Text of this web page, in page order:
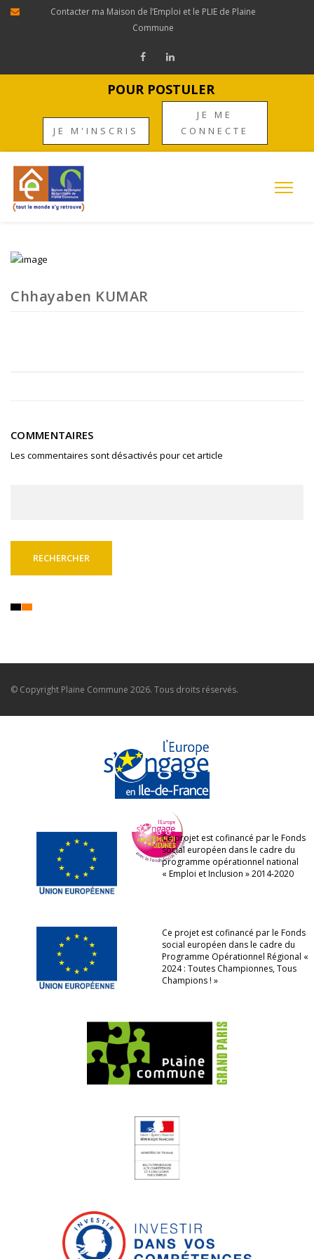
Contacter ma Maison de l’Emploi et le PLIE de Plaine
Commune
POUR POSTULER
JE M'INSCRIS
JE ME
CONNECTE
Chhayaben KUMAR
COMMENTAIRES
Les commentaires sont désactivés pour cet article
© Copyright Plaine Commune 2026. Tous droits réservés.
Ce projet est cofinancé par le Fonds
social européen dans le cadre du
programme opérationnel national
« Emploi et Inclusion » 2014-2020
Ce projet est cofinancé par le Fonds
social européen dans le cadre du
Programme Opérationnel Régional «
2024 : Toutes Championnes, Tous
Champions ! »